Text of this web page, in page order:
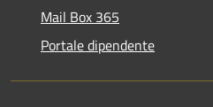
Mail Box 365
Portale dipendente